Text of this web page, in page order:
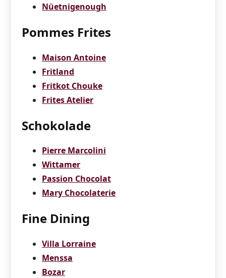
Nüetnigenough
Pommes Frites
Maison Antoine
Fritland
Fritkot Chouke
Frites Atelier
Schokolade
Pierre Marcolini
Wittamer
Passion Chocolat
Mary Chocolaterie
Fine Dining
Villa Lorraine
Menssa
Bozar